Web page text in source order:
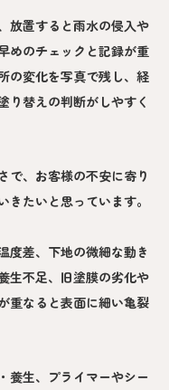
放置すると雨水の侵入や
めのチェックと記録が重
の変化を写真で残し、経
り替えの判断がしやすく
で、お客様の不安に寄り
たいと思っています。
度差、下地の微細な動き
生不足、旧塗膜の劣化や
重なると表面に細い亀裂
養生、プライマーやシー